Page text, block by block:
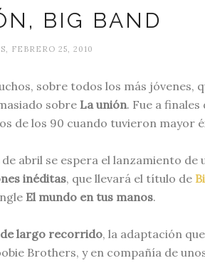
BIG BAND
FEBRERO 25, 2010
sobre todos los más jóvenes,
sobre La unión. Fue a finales
de los 90 cuando tuvieron mayor
de abril se espera el lanzamiento de
inéditas, que llevará el título de
El mundo en tus manos.
largo recorrido, la adaptación
Brothers, y en compañía de